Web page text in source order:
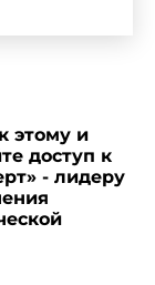
этому и
доступ к
- лидеру